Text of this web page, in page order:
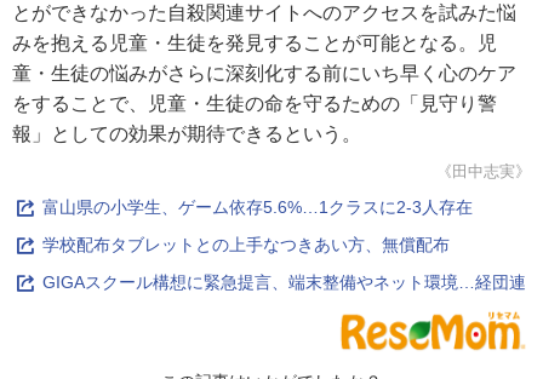
とができなかった自殺関連サイトへのアクセスを試みた悩
みを抱える児童・生徒を発見することが可能となる。児
童・生徒の悩みがさらに深刻化する前にいち早く心のケア
をすることで、児童・生徒の命を守るための「見守り警
報」としての効果が期待できるという。
《田中志実》
富山県の小学生、ゲーム依存5.6%…1クラスに2-3人存在
学校配布タブレットとの上手なつきあい方、無償配布
GIGAスクール構想に緊急提言、端末整備やネット環境…経団連